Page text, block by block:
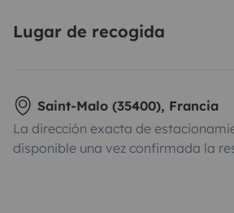
Lugar de recogida
Saint-Malo (35400), Francia
La dirección exacta de
disponible una vez confirmada la